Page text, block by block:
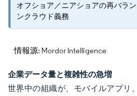
オフショア／ニアショアの再バラ
ンクラウド義務
情報源: Mordor Intelligence
企業データ量と複雑性の急増
世界中の組織が、モバイルアプリ